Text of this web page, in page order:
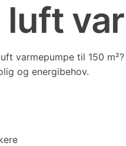
varmepumpe til 150
og energibehov.